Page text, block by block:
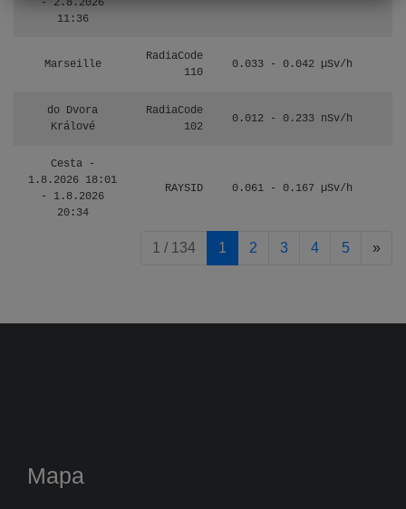
- 2.8.2026
11:36
Marseille
RadiaCode
110
0.033 - 0.042 µSv/h
do Dvora
Králové
RadiaCode
102
0.012 - 0.233 nSv/h
Cesta -
1.8.2026 18:01
- 1.8.2026
20:34
RAYSID 0.061 - 0.167 µSv/h
1 / 134 1 2 3 4 5 »
Mapa